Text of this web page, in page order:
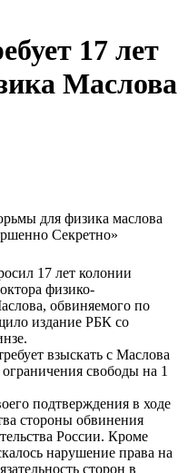
17 лет
Маслова
17 лет колонии
физико-
обвиняемого по
издание РБК со
взыскать с Маслова
свободы на 1
подтверждения в ходе
стороны обвинения
России. Кроме
нарушение права на
сторон в